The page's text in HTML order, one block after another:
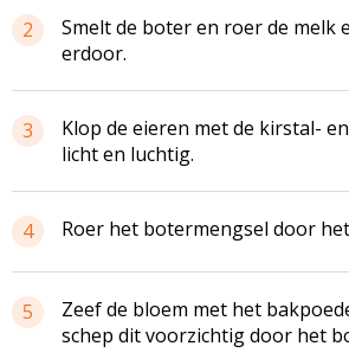
2
Smelt de boter en roer de melk
erdoor.
3 Klop de eieren met de kirstal-
licht en luchtig.
4 Roer het botermengsel door
5
Zeef de bloem met het
schep dit voorzichtig door het